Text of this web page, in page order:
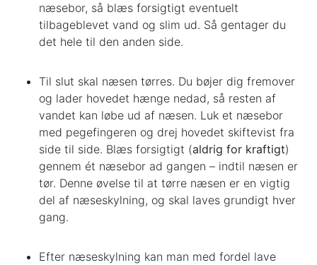
næsebor, så blæs forsigtigt eventuelt
tilbageblevet vand og slim ud. Så gentager du
det hele til den anden side.
Til slut skal næsen tørres. Du bøjer dig fremover
og lader hovedet hænge nedad, så resten af
vandet kan løbe ud af næsen. Luk et næsebor
med pegefingeren og drej hovedet skiftevist fra
side til side. Blæs forsigtigt (aldrig for kraftigt)
gennem ét næsebor ad gangen – indtil næsen er
tør. Denne øvelse til at tørre næsen er en vigtig
del af næseskylning, og skal laves grundigt hver
gang.
Efter næseskylning kan man med fordel lave